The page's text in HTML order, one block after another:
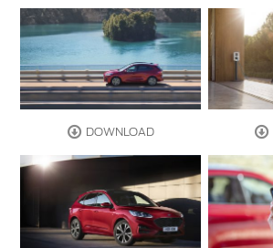
DOWNLOAD